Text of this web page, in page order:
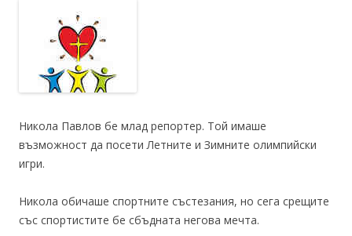
Никола Павлов бе млад репортер. Той имаше
възможност да посети Летните и Зимните олимпийски
игри.
Никола обичаше спортните състезания, но сега срещите
със спортистите бе сбъдната негова мечта.